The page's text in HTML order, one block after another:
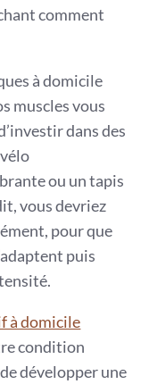
comment
à domicile
muscles vous
dans des
ou un tapis
vous devriez
pour que
puis
à domicile
condition
développer une